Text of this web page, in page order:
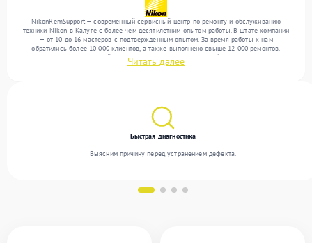
NikonRemSupport — современный сервисный центр по ремонту и обслуживанию
техники Nikon в Калуге с более чем десятилетним опытом работы. В штате компании
— от 10 до 16 мастеров с подтвержденным опытом. За время работы к нам
обратились более 10 000 клиентов, а также выполнено свыше 12 000 ремонтов.
Ежемесячно в сервисный центр поступает более 300 устройств, включая , , . Мы
работаем с широким спектром неисправностей и гарантируем высокое качество
Читать далее
Быстрая диагностика
Выясним причину перед устранением дефекта.